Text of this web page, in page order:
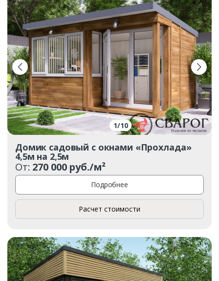
1/10
Домик садовый с окнами «Прохлада»
4,5м на 2,5м
От: 270 000 руб./м²
Подробнее
Расчет стоимости